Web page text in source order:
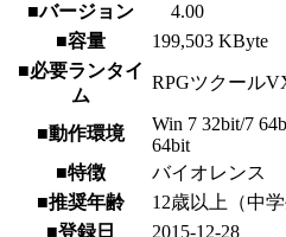
■バージョン
4.00
■容量
199,503 KByte
■必要ランタイ
ム
RPGツクール
■動作環境
Win 7 32bit/7
64bit
■特徴
バイオレンス
■推奨年齢
12歳以上（中学
■登録日
2015-12-28